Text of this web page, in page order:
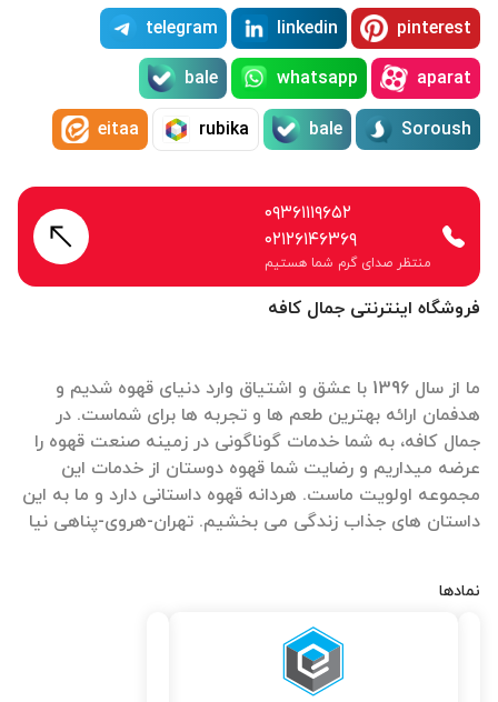
فروشگاه اینترنتی جمال کافه
ما از سال 1396 با عشق و اشتیاق وارد دنیای قهوه شدیم و
هدفمان ارائه بهترین طعم ها و تجربه ها برای شماست. در
جمال کافه، به شما خدمات گوناگونی در زمینه صنعت قهوه را
عرضه میداریم و رضایت شما قهوه دوستان از خدمات این
مجموعه اولویت ماست. هردانه قهوه داستانی دارد و ما به این
داستان های جذاب زندگی می بخشیم. تهران-هروی-پناهی نیا
نمادها
pinterest
linkedin
telegram
aparat
whatsapp
bale
Soroush
bale
rubika
eitaa
۰۹۳۶۱۱۱۹۶۵۲
۰۲۱۲۶۱۴۶۳۶۹
منتظر صدای گرم شما هستیم